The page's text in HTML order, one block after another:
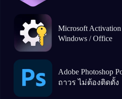
Microsoft
Windows / Office
Adobe Photoshop
ถาวร ไม่ต้องติดตั้ง